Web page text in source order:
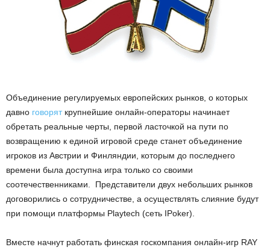
Объединение регулируемых европейских рынков, о которых
давно говоряткрупнейшие онлайн-операторы начинает
обретать реальные черты, первой ласточкой на пути по
возвращению к единой игровой среде станет объединение
игроков из Австрии и Финляндии, которым до последнего
времени была доступна игра только со своими
соотечественниками. Представители двух небольших рынков
договорились о сотрудничестве, а осуществлять слияние будут
при помощи платформы Playtech (сеть IPoker).
Вместе начнут работать финская госкомпания онлайн-игр RAY